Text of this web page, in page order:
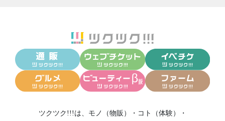
ツクツク!!!は、 モノ（物販） ・ コト（体験）
・